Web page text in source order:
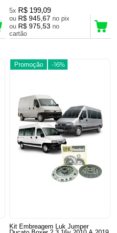
5x R$ 199,09
ou R$ 945,67
no pix
ou R$ 975,53 no
cartão
Promoção -16%
Kit Embreagem Luk Jumper